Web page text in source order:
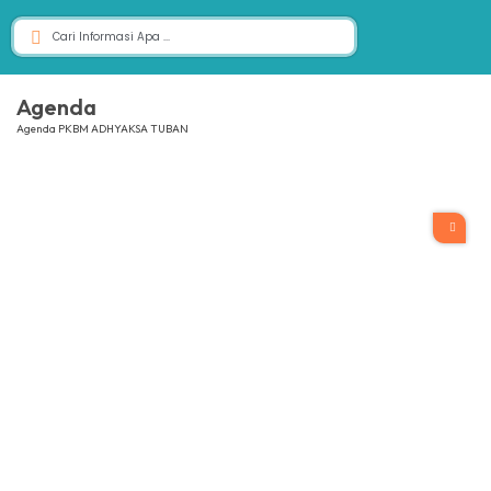
Agenda
Agenda PKBM ADHYAKSA TUBAN